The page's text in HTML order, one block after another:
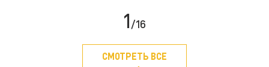
1/16
СМОТРЕТЬ ВСЕ